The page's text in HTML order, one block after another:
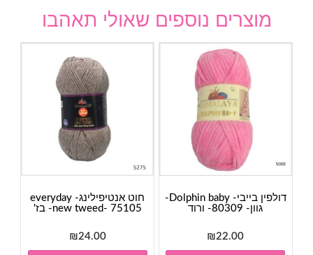
מוצרים נוספים שאולי תאהבו
דולפין בייבי- Dolphin baby-
גוון- 80309- ורוד
₪22.00
חוט אנטיפילינג- everyday
new tweed- 75105- בז'
₪24.00